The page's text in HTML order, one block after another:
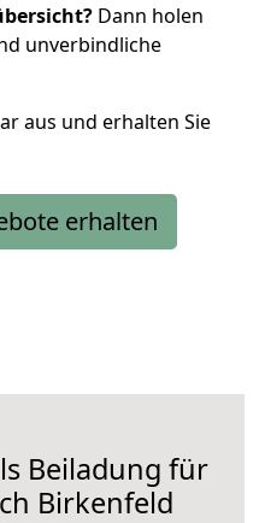
Dann holen
unverbindliche
aus und erhalten Sie
erhalten
Beiladung für
Birkenfeld